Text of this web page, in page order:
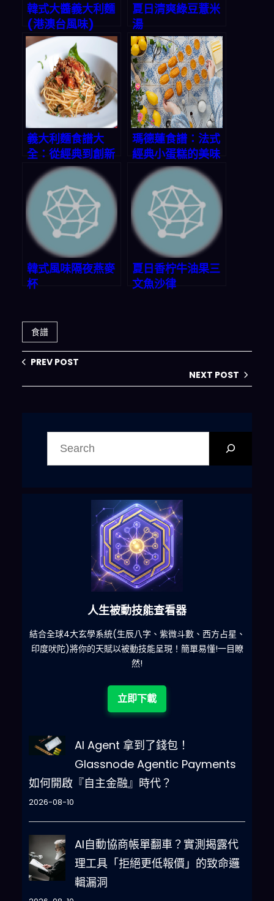
韓式大醬義大利麵
(港澳台風味)
夏日清爽綠豆薏米
湯
義大利麵食譜大
全：從經典到創新
瑪德蓮食譜：法式
經典小蛋糕的美味
秘方
韓式風味隔夜燕麥
杯
夏日香柠牛油果三
文魚沙律
食譜
PREV POST
NEXT POST
人生被動技能查看器
結合全球4大玄學系統(生辰八字、紫微斗數、西方占星、
印度吠陀)將你的天賦以被動技能呈現！簡單易懂!一目瞭
然!
立即下載
AI Agent 拿到了錢包！
Glassnode Agentic Payments
如何開啟『自主金融』時代？
2026-08-10
AI自動協商帳單翻車？實測揭露代
理工具「拒絕更低報價」的致命邏
輯漏洞